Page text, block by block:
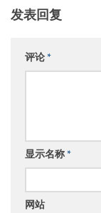
发表回复
评论*
显示名称*
网站